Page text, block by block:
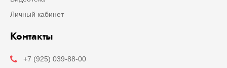
Личный кабинет
Контакты
+7 (925) 039-88-00